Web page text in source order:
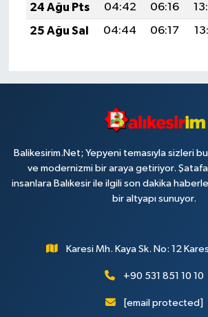
24 Ağu Pts
04:42 06:16
25 Ağu Sal
04:44 06:17
Balikesirim.Net; Yepyeni temasıyla sizleri
ve modernizmi bir araya getiriyor.
insanlara Balıkesir ile ilgili son dakika
bir altyapı sunuyor.
Karesi Mh. Kaya Sk. No: 12
+90 531 851 10 10
[email protected]